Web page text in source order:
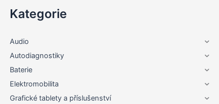
Kategorie
Audio
Autodiagnostiky
Baterie
Elektromobilita
Grafické tablety a příslušenství